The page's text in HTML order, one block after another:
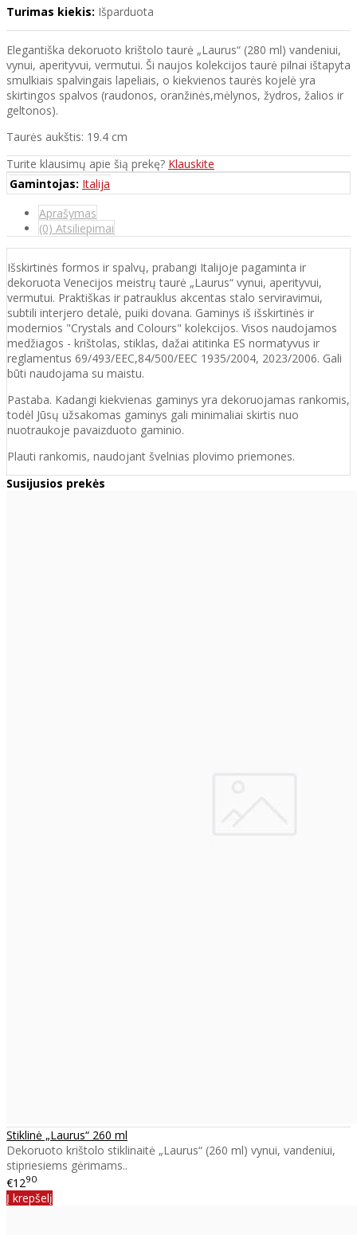
Turimas kiekis: Išparduota
Elegantiška dekoruoto krištolo taurė „Laurus“ (280 ml) vandeniui,
vynui, aperityvui, vermutui. Ši naujos kolekcijos taurė pilnai ištapyta
smulkiais spalvingais lapeliais, o kiekvienos taurės kojelė yra
skirtingos spalvos (raudonos, oranžinės,mėlynos, žydros, žalios ir
geltonos).
Taurės aukštis: 19.4 cm
Turite klausimų apie šią prekę? Klauskite
Gamintojas: Italija
Aprašymas
(0) Atsiliepimai
Išskirtinės formos ir spalvų, prabangi Italijoje pagaminta ir
dekoruota Venecijos meistrų taurė „Laurus“ vynui, aperityvui,
vermutui. Praktiškas ir patrauklus akcentas stalo serviravimui,
subtili interjero detalė, puiki dovana. Gaminys iš išskirtinės ir
modernios "Crystals and Colours" kolekcijos. Visos naudojamos
medžiagos - krištolas, stiklas, dažai atitinka ES normatyvus ir
reglamentus 69/493/EEC,84/500/EEC 1935/2004, 2023/2006. Gali
būti naudojama su maistu.
Pastaba. Kadangi kiekvienas gaminys yra dekoruojamas rankomis,
todėl Jūsų užsakomas gaminys gali minimaliai skirtis nuo
nuotraukoje pavaizduoto gaminio.
Plauti rankomis, naudojant švelnias plovimo priemones.
Susijusios prekės
Stiklinė „Laurus“ 260 ml
Dekoruoto krištolo stiklinaitė „Laurus“ (260 ml) vynui, vandeniui,
stipriesiems gėrimams..
€1290
Į krepšelį